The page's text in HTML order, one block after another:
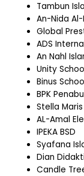
Tambun
An-Nida
Global
ADS
An Nahl
Unity
Binus
BPK
Stella
AL-Amal
IPEKA BSD
Syafana
Dian
Candle